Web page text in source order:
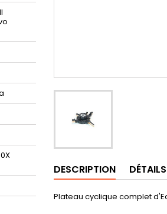
DESCRIPTION
Plateau cyclique complet